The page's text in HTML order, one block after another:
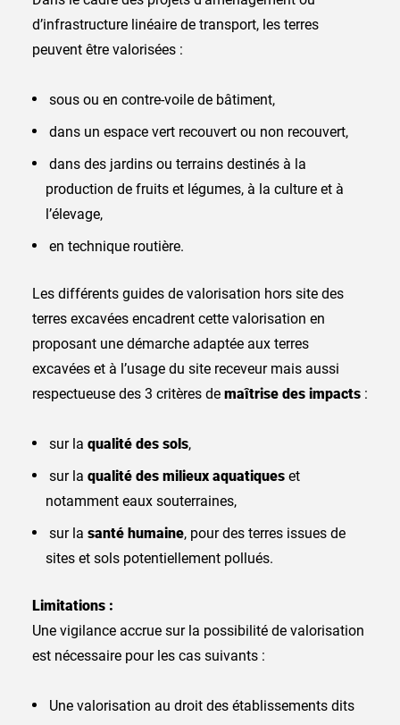
d’infrastructure linéaire de transport, les terres
peuvent être valorisées :
sous ou en contre-voile de bâtiment,
dans un espace vert recouvert ou non recouvert,
dans des jardins ou terrains destinés à la
production de fruits et légumes, à la culture et à
l’élevage,
en technique routière.
Les différents guides de valorisation hors site des
terres excavées encadrent cette valorisation en
proposant une démarche adaptée aux terres
excavées et à l’usage du site receveur mais aussi
respectueuse des 3 critères de maîtrise des impacts :
sur la qualité des sols,
sur la qualité des milieux aquatiques et
notamment eaux souterraines,
sur la santé humaine, pour des terres issues de
sites et sols potentiellement pollués.
Limitations :
Une vigilance accrue sur la possibilité de valorisation
est nécessaire pour les cas suivants :
Une valorisation au droit des établissements dits